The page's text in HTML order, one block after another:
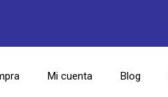
Mi cuenta Blog